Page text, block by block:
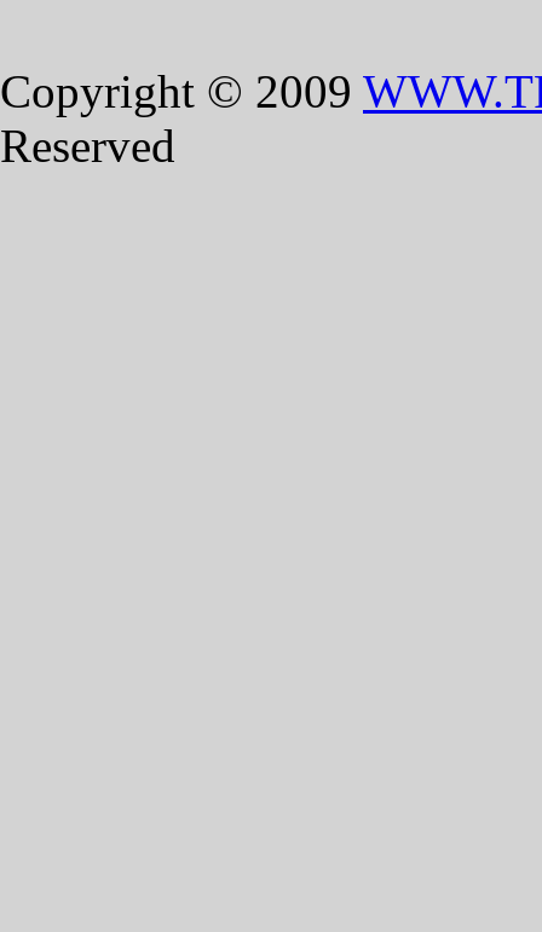
Copyright © 2009
Reserved